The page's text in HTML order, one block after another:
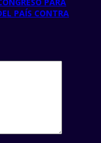
PAÍS CONTRA